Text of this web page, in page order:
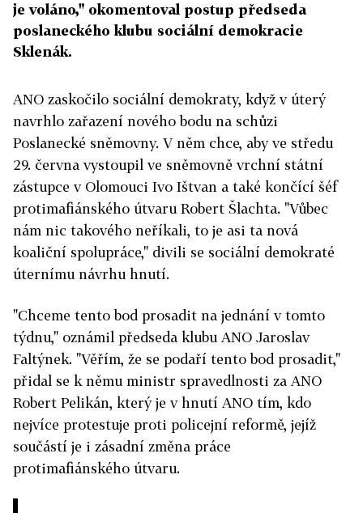
je voláno," okomentoval postup předseda
poslaneckého klubu sociální demokracie
Sklenák.
ANO zaskočilo sociální demokraty, když v úterý
navrhlo zařazení nového bodu na schůzi
Poslanecké sněmovny. V něm chce, aby ve středu
29. června vystoupil ve sněmovně vrchní státní
zástupce v Olomouci Ivo Ištvan a také končící šéf
protimafiánského útvaru Robert Šlachta. "Vůbec
nám nic takového neříkali, to je asi ta nová
koaliční spolupráce," divili se sociální demokraté
úternímu návrhu hnutí.
"Chceme tento bod prosadit na jednání v tomto
týdnu," oznámil předseda klubu ANO Jaroslav
Faltýnek. "Věřím, že se podaří tento bod prosadit,"
přidal se k němu ministr spravedlnosti za ANO
Robert Pelikán, který je v hnutí ANO tím, kdo
nejvíce protestuje proti policejní reformě, jejíž
součástí je i zásadní změna práce
protimafiánského útvaru.